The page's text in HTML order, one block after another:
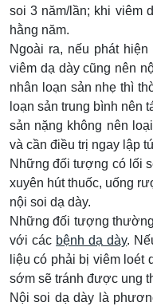
soi 3 năm/lần; khi viêm
hằng năm.
Ngoài ra, nếu phát
viêm dạ dày cũng nên
nhân loạn sản nhẹ thì
loạn sản trung bình nên
sản nặng không nên
và cần điều trị ngay lập
Những đối tượng có lối
xuyên hút thuốc, uống
nội soi dạ dày.
Những đối tượng
với các bệnh dạ dày.
liệu có phải bị viêm loét
sớm sẽ tránh được ung
Nội soi dạ dày là